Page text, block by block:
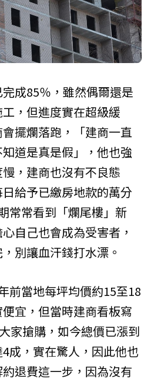
成85％，雖然偶爾還是
，但進度實在超級緩
擺爛落跑，「建商一直
道是真是假」，他也強
，建商也沒有不良態
給予已繳房地款的萬分
常常看到「爛尾樓」新
自己也會成為受害者，
別讓血汗錢打水漂。
前當地每坪均價約15至18
宜，但當時建商看板寫
家搶購，如今總價已漲到
成，實在驚人，因此他也
退費這一步，因為沒有